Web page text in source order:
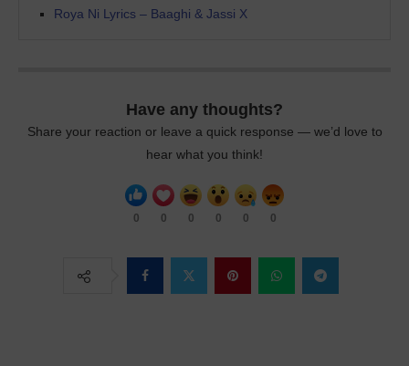
Roya Ni Lyrics – Baaghi & Jassi X
Have any thoughts?
Share your reaction or leave a quick response — we’d love to
hear what you think!
0 0 0 0 0 0